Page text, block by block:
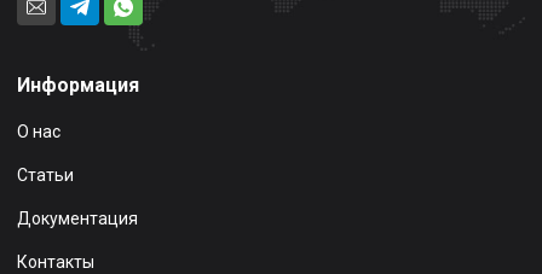
Информация
О нас
Статьи
Документация
Контакты